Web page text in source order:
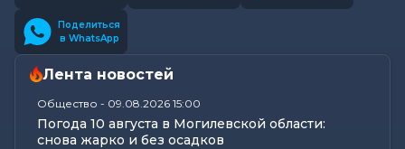
Поделиться
в WhatsApp
Лента новостей
Общество - 09.08.2026 15:00
Погода 10 августа в Могилевской области:
снова жарко и без осадков